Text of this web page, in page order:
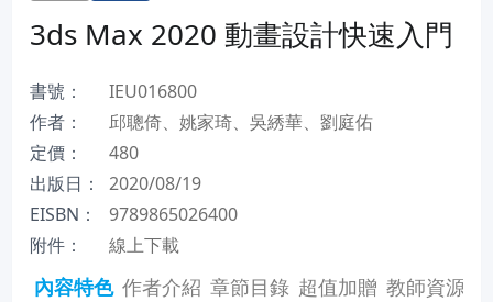
3ds Max 2020 動畫設計快速入門
書號：
IEU016800
作者：
邱聰倚、姚家琦、吳綉華、劉庭佑
定價：
480
出版日：
2020/08/19
EISBN：
9789865026400
附件：
線上下載
內容特色 作者介紹 章節目錄 超值加贈 教師資源